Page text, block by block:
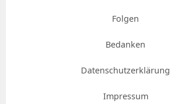
Folgen
Bedanken
Datenschutzerklärung
Impressum